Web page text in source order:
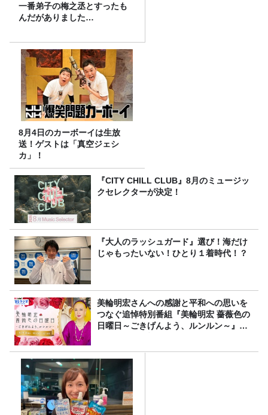
一番弟子の梅之丞とすったも
んだがありました…
8月4日のカーボーイは生放
送！ゲストは「真空ジェシ
カ」！
『CITY CHILL CLUB』8月のミュージッ
クセレクターが決定！
『大人のラッシュガード』選び！海だけ
じゃもったいない！ひとり１着時代！？
美輪明宏さんへの感謝と平和への思いを
つなぐ追悼特別番組『美輪明宏 薔薇色の
日曜日～ごきげんよう、ルンルン～』